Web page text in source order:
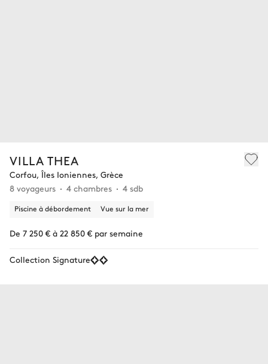
VILLA THEA
Corfou, Îles Ioniennes, Grèce
8 voyageurs
4 chambres 4 sdb
Piscine à débordement Vue sur la mer
De 7 250 € à 22 850 € par semaine
Collection Signature